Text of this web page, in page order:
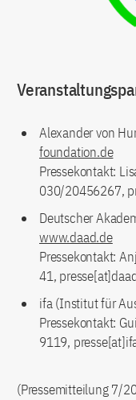
Alexander von
foundation.de
Pressekontakt:
030/20456267,
Deutscher
www.daad.de
Pressekontakt:
41,
ifa (Institut für
Pressekontakt:
9119,
(Pressemitteilung 7/